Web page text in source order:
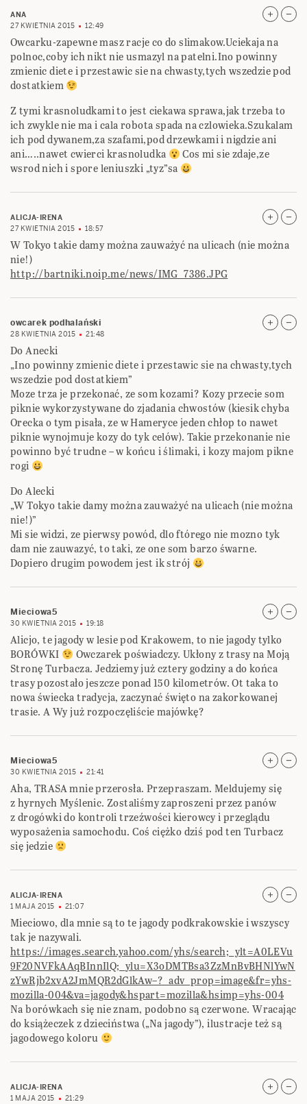
ANA
27 KWIETNIA 2015
12:49
Owcarku-zapewne masz racje co do slimakow.Uciekaja na
polnoc,coby ich nikt nie usmazyl na patelni.Ino powinny
zmienic diete i przestawic sie na chwasty,tych wszedzie pod
dostatkiem
Z tymi krasnoludkami to jest ciekawa sprawa,jak trzeba to
ich zwykle nie ma i cala robota spada na czlowieka.Szukalam
ich pod dywanem,za szafami,pod drzewkami i nigdzie ani
ani…..nawet cwierci krasnoludka
Cos mi sie zdaje,ze
wsrod nich i spore leniuszki „tyz”sa
ALICJA-IRENA
27 KWIETNIA 2015
18:57
W Tokyo takie damy można zauważyć na ulicach (nie można
nie!)
http://bartniki.noip.me/news/IMG_7386.JPG
owcarek podhalański
28 KWIETNIA 2015 21:48
Do Anecki
„Ino powinny zmienic diete i przestawic sie na chwasty,tych
wszedzie pod dostatkiem”
Moze trza je przekonać, ze som kozami? Kozy przecie som
piknie wykorzystywane do zjadania chwostów (kiesik chyba
Orecka o tym pisała, ze w Hameryce jeden chłop to nawet
piknie wynojmuje kozy do tyk celów). Takie przekonanie nie
powinno być trudne – w końcu i ślimaki, i kozy majom pikne
rogi
Do Alecki
„W Tokyo takie damy można zauważyć na ulicach (nie można
nie!)”
Mi sie widzi, ze pierwsy powód, dlo ftórego nie mozno tyk
dam nie zauwazyć, to taki, ze one som barzo śwarne.
Dopiero drugim powodem jest ik strój
Mieciowa5
30 KWIETNIA 2015 19:18
Alicjo, te jagody w lesie pod Krakowem, to nie jagody tylko
BORÓWKI
Owczarek poświadczy. Ukłony z trasy na Moją
Stronę Turbacza. Jedziemy już cztery godziny a do końca
trasy pozostało jeszcze ponad 150 kilometrów. Ot taka to
nowa świecka tradycja, zaczynać święto na zakorkowanej
trasie. A Wy już rozpoczęliście majówkę?
Mieciowa5
30 KWIETNIA 2015 21:41
Aha, TRASA mnie przerosła. Przepraszam. Meldujemy się
z hyrnych Myślenic. Zostaliśmy zaproszeni przez panów
z drogówki do kontroli trzeźwości kierowcy i przeglądu
wyposażenia samochodu. Coś ciężko dziś pod ten Turbacz
się jedzie
ALICJA-IRENA
1 MAJA 2015
21:07
Mieciowo, dla mnie są to te jagody podkrakowskie i wszyscy
tak je nazywali.
https://images.search.yahoo.com/yhs/search;_ylt=A0LEVu
9F20NVFkAAqBInnIlQ;_ylu=X3oDMTBsa3ZzMnBvBHNlYwN
zYwRjb2xvA2JmMQR2dGlkAw–?_adv_prop=image&fr=yhs-
mozilla-004&va=jagody&hspart=mozilla&hsimp=yhs-004
Na borówkach się nie znam, podobno są czerwone. Wracając
do książeczek z dzieciństwa („Na jagody”), ilustracje też są
jagodowego koloru
ALICJA-IRENA
1 MAJA 2015
21:29